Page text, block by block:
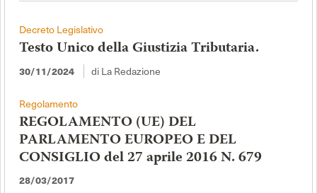
Decreto Legislativo
Testo Unico della Giustizia Tributaria.
30/11/2024 di La Redazione
Regolamento
REGOLAMENTO (UE) DEL
PARLAMENTO EUROPEO E DEL
CONSIGLIO del 27 aprile 2016 N. 679
28/03/2017